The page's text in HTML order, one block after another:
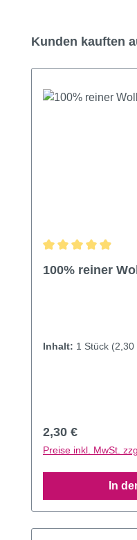
Produktgalerie
Kunden kauften
100% reiner
Inhalt: 1 Stück (2,30
Regulärer Preis:
2,30 €
Preise inkl. MwSt.
In